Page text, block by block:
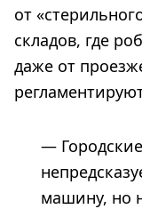
от
складов, где
даже от
—
машину, но